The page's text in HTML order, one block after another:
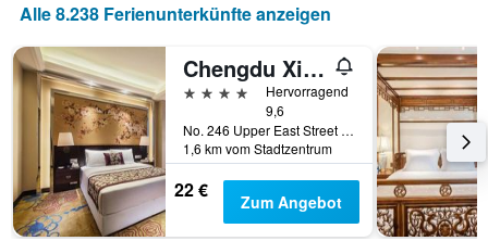
der
Tage
vor
dem
Aufenthalt
anzeigt
Das
Diagramm
hat
1
Y-
Alle 8.238 Ferienunterkünfte anzeigen
Chengdu Xinliang Hotel
4 Sterne
Hervorragend
9,6
No. 246 Upper East Street Section, East Street, Chengdu, China
1,6 km vom Stadtzentrum
22 € Zum Angebot